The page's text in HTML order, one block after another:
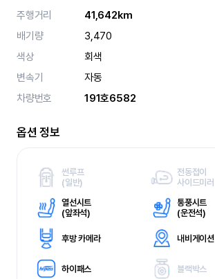
주행거리
41,642km
배기량
3,470
색상
회색
변속기
자동
차량번호
191호6582
옵션 정보
썬루프
(일반)
전동접이
사이드미러
열선시트
(앞좌석)
통풍시트
(운전석)
후방 카메라 내비게이션
하이패스 블랙박스